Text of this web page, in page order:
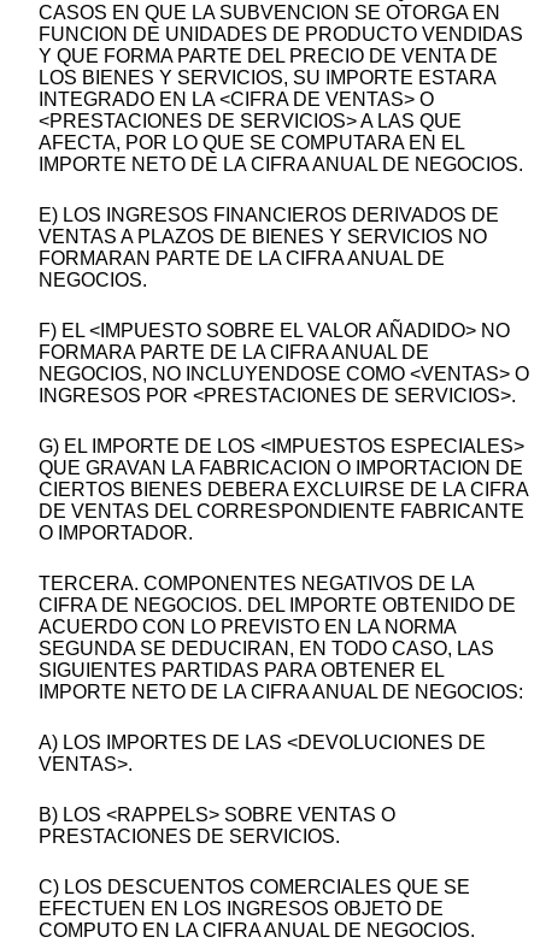
CASOS EN QUE LA SUBVENCION SE OTORGA EN
FUNCION DE UNIDADES DE PRODUCTO VENDIDAS
Y QUE FORMA PARTE DEL PRECIO DE VENTA DE
LOS BIENES Y SERVICIOS, SU IMPORTE ESTARA
INTEGRADO EN LA <CIFRA DE VENTAS> O
<PRESTACIONES DE SERVICIOS> A LAS QUE
AFECTA, POR LO QUE SE COMPUTARA EN EL
IMPORTE NETO DE LA CIFRA ANUAL DE NEGOCIOS.
E) LOS INGRESOS FINANCIEROS DERIVADOS DE
VENTAS A PLAZOS DE BIENES Y SERVICIOS NO
FORMARAN PARTE DE LA CIFRA ANUAL DE
NEGOCIOS.
F) EL <IMPUESTO SOBRE EL VALOR AÑADIDO> NO
FORMARA PARTE DE LA CIFRA ANUAL DE
NEGOCIOS, NO INCLUYENDOSE COMO <VENTAS> O
INGRESOS POR <PRESTACIONES DE SERVICIOS>.
G) EL IMPORTE DE LOS <IMPUESTOS ESPECIALES>
QUE GRAVAN LA FABRICACION O IMPORTACION DE
CIERTOS BIENES DEBERA EXCLUIRSE DE LA CIFRA
DE VENTAS DEL CORRESPONDIENTE FABRICANTE
O IMPORTADOR.
TERCERA. COMPONENTES NEGATIVOS DE LA
CIFRA DE NEGOCIOS. DEL IMPORTE OBTENIDO DE
ACUERDO CON LO PREVISTO EN LA NORMA
SEGUNDA SE DEDUCIRAN, EN TODO CASO, LAS
SIGUIENTES PARTIDAS PARA OBTENER EL
IMPORTE NETO DE LA CIFRA ANUAL DE NEGOCIOS:
A) LOS IMPORTES DE LAS <DEVOLUCIONES DE
VENTAS>.
B) LOS <RAPPELS> SOBRE VENTAS O
PRESTACIONES DE SERVICIOS.
C) LOS DESCUENTOS COMERCIALES QUE SE
EFECTUEN EN LOS INGRESOS OBJETO DE
COMPUTO EN LA CIFRA ANUAL DE NEGOCIOS.